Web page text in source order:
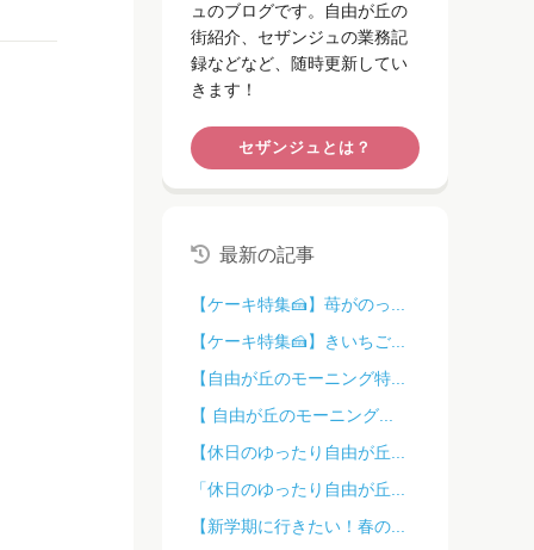
ュのブログです。自由が丘の
街紹介、セザンジュの業務記
録などなど、随時更新してい
きます！
セザンジュとは？
最新の記事
【ケーキ特集🍰】苺がのっ...
【ケーキ特集🍰】きいちご...
【自由が丘のモーニング特...
【 自由が丘のモーニング...
【休日のゆったり自由が丘...
「休日のゆったり自由が丘...
【新学期に行きたい！春の...